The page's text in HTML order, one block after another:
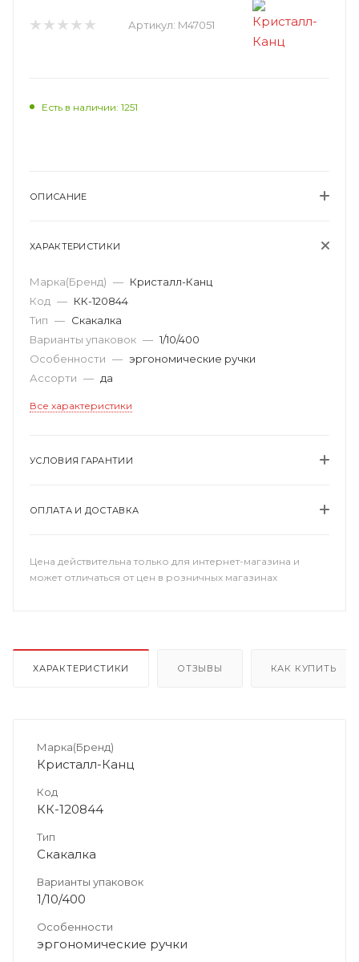
Артикул: M47051
Есть в наличии: 1251
ОПИСАНИЕ
ХАРАКТЕРИСТИКИ
Марка(Бренд) — Кристалл-Канц
Код — КК-120844
Тип — Скакалка
Варианты упаковок — 1/10/400
Особенности — эргономические ручки
Ассорти — да
Все характеристики
УСЛОВИЯ ГАРАНТИИ
ОПЛАТА И ДОСТАВКА
Цена действительна только для интернет-магазина и
может отличаться от цен в розничных магазинах
ХАРАКТЕРИСТИКИ ОТЗЫВЫ КАК КУПИТЬ
Марка(Бренд)
Кристалл-Канц
Код
КК-120844
Тип
Скакалка
Варианты упаковок
1/10/400
Особенности
эргономические ручки